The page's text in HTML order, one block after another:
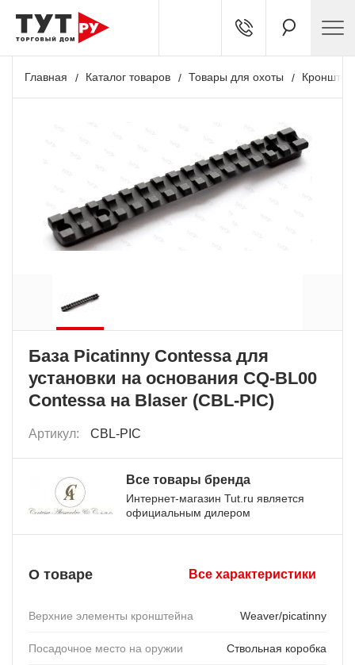
Главная Каталог товаров Товары для охоты
База Picatinny Contessa для
установки на основания CQ-BL00
Contessa на Blaser (CBL-PIC)
Артикул: CBL-PIC
Все товары бренда
Интернет-магазин Tut.ru является
официальным дилером
О товаре Все характеристики
Верхние элементы кронштейна Weaver/picatinny
Посадочное место на оружии Ствольная коробка